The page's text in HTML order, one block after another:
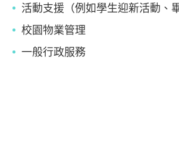
活動支援（例如學生迎新活動、
校園物業管理
一般行政服務